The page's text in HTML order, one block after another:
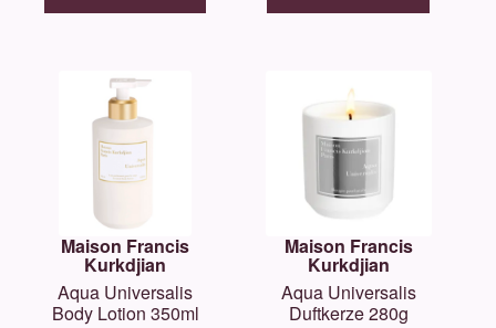
Maison Francis
Kurkdjian
Aqua Universalis
Body Lotion 350ml
Maison Francis
Kurkdjian
Aqua Universalis
Duftkerze 280g